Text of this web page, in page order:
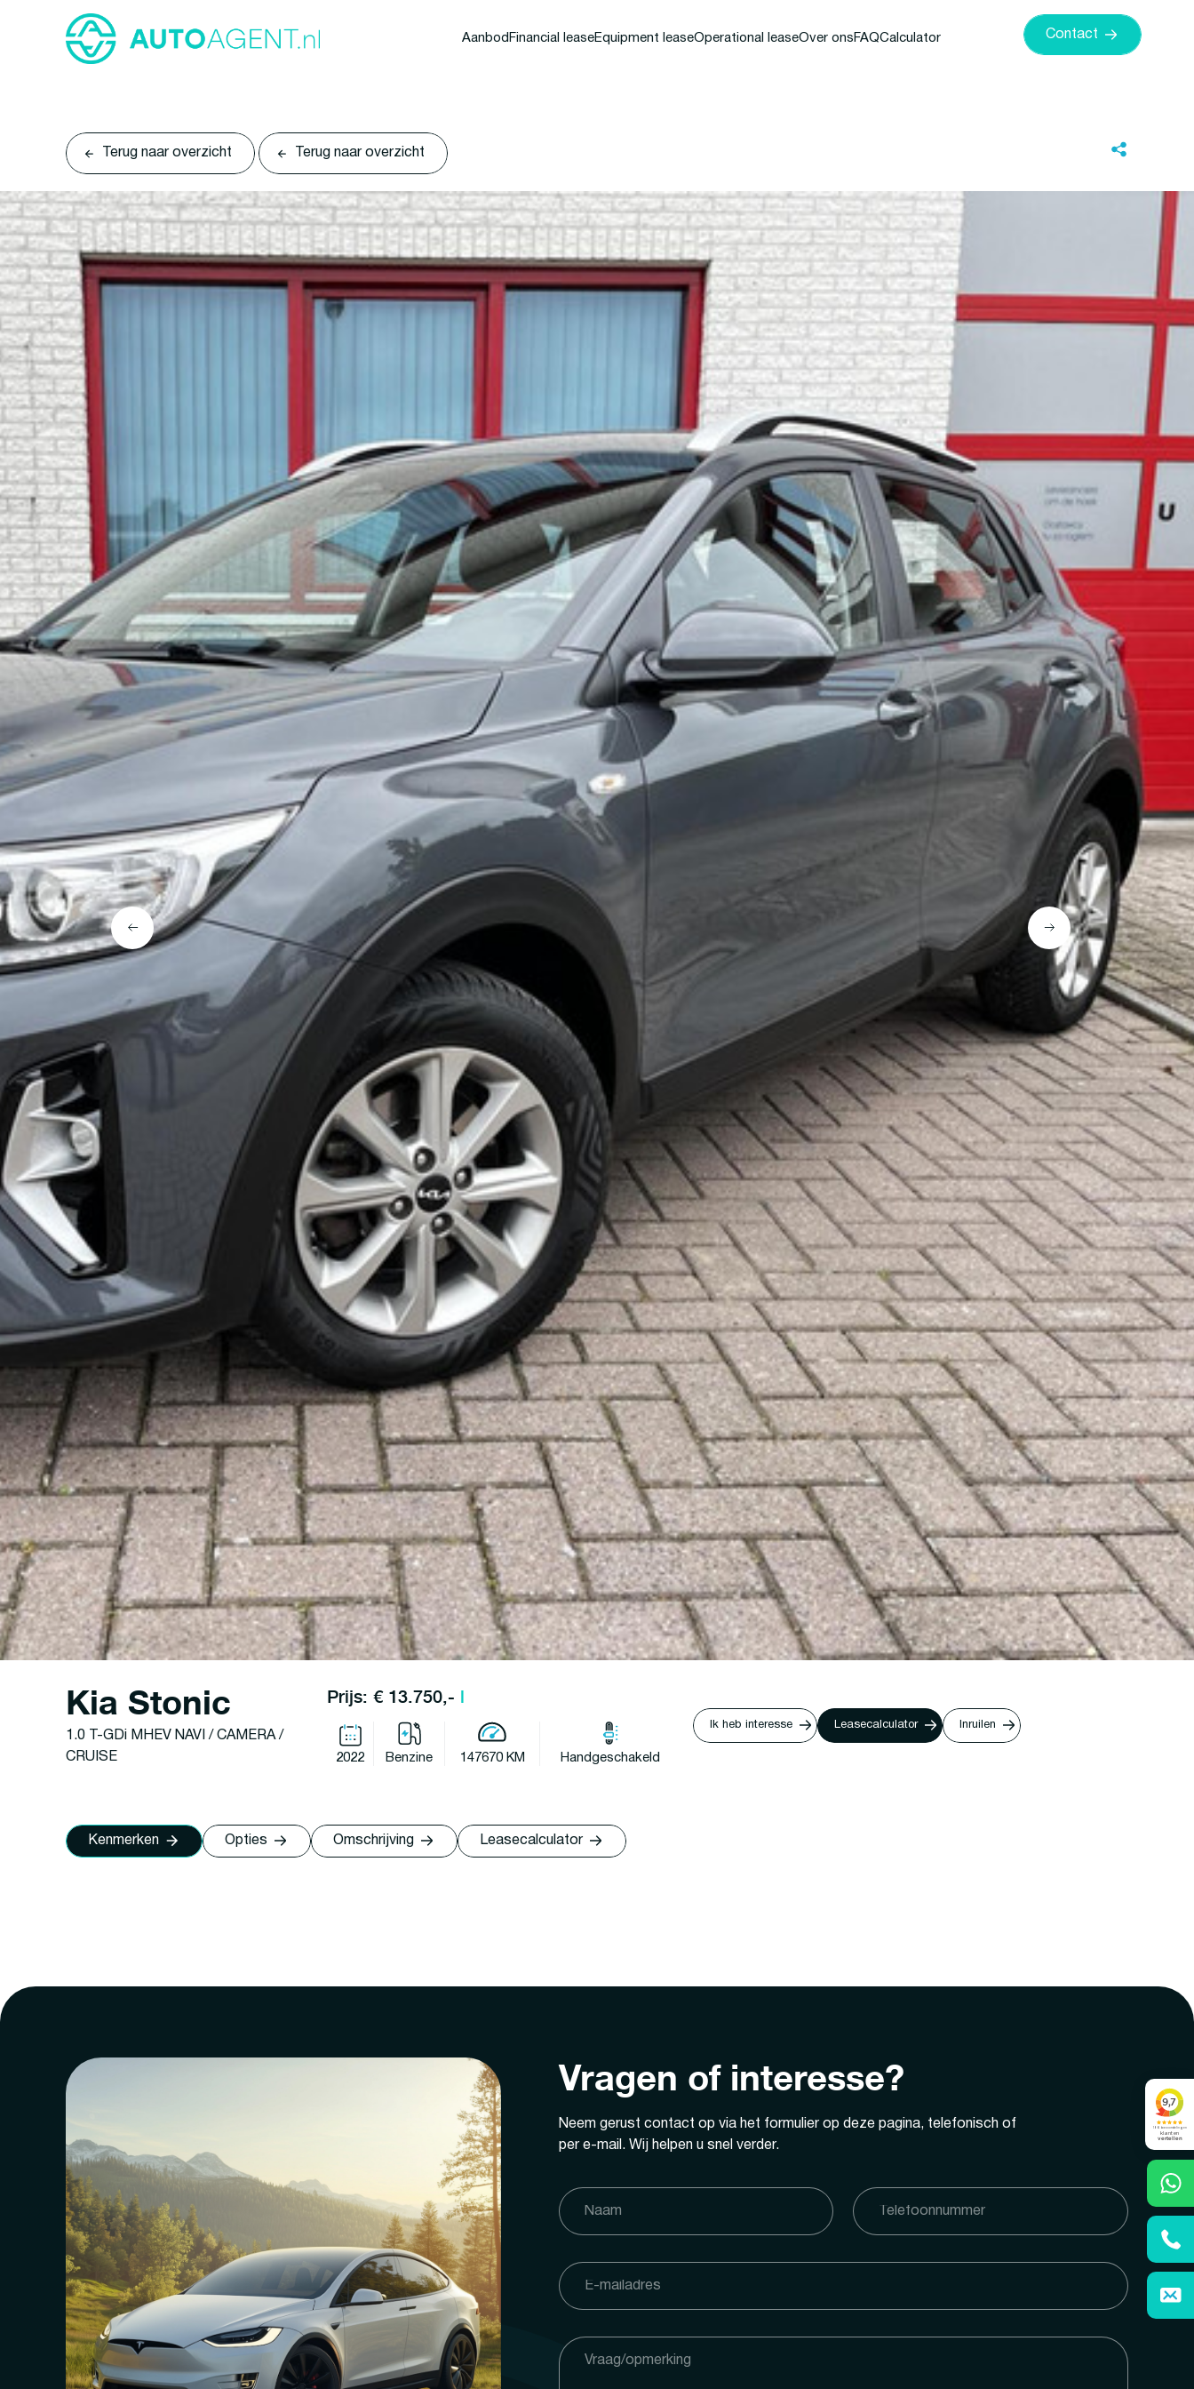
Aanbod Financial leaseEquipment leaseOperational leaseOver ons FAQCalculator Contact
Terug naar overzicht Terug naar overzicht
Kia Stonic
1.0 T-GDi MHEV NAVI / CAMERA /
CRUISE
Prijs: € 13.750,- l
2022 Benzine 147670 KM Handgeschakeld
Ik heb interesse Leasecalculator Inruilen
Kenmerken Opties Omschrijving Leasecalculator
Vragen of interesse?
Neem gerust contact op via het formulier op deze pagina, telefonisch of
per e-mail. Wij helpen u snel verder.